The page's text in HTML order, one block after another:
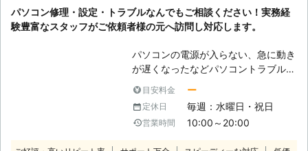
パソコン診断11,000円（税込）！ま
ずはご連絡ください 「最近パソコン
きがある」 「パソコンを落として破
損した」 こんなときは、まずはパソ
コン診断をご利用ください！当店は栃
木県大田原市でパソコン修理を承って
います。「どこが悪いのかわらない」
コン診断11,000円（税込）で承って
パソコン修理・設定・トラブルなんでもご相談ください！実務経
験豊富なスタッフがご依頼者様の元へ訪問し対応します。
パソコンの電源が入らない、急に動き
が遅くなったなどパソコントラブルで
い。当社は直接お客様の元へお伺いし
パソコントラブルを解決するサービス
を提供しております。パソコンに関す
目安料金 ー
定休日 毎週：水曜日・祝日
営業時間 10:00～20:00